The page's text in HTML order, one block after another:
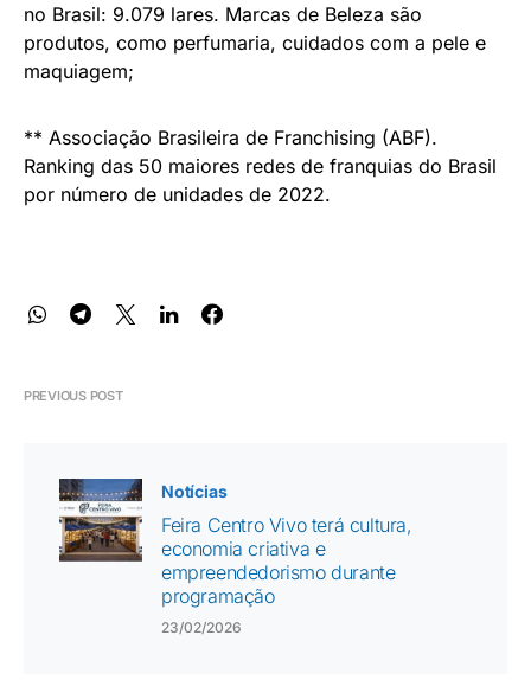
no Brasil: 9.079 lares. Marcas de Beleza são
produtos, como perfumaria, cuidados com a pele e
maquiagem;
** Associação Brasileira de Franchising (ABF).
Ranking das 50 maiores redes de franquias do Brasil
por número de unidades de 2022.
PREVIOUS POST
Notícias
Feira Centro Vivo terá cultura,
economia criativa e
empreendedorismo durante
programação
23/02/2026